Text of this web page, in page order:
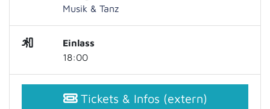
Musik & Tanz
Einlass
18:00
Tickets & Infos (extern)